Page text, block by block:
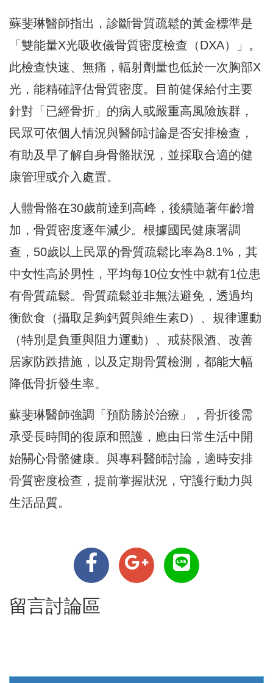
蘇斐琳醫師指出，診斷骨質疏鬆的黃金標準是
「雙能量X光吸收儀骨質密度檢查（DXA）」。
此檢查快速、無痛，輻射劑量也低於一次胸部X
光，能精確評估骨質密度。目前健保給付主要
針對「已經骨折」的病人或嚴重高風險族群，
民眾可依個人情況與醫師討論是否安排檢查，
有助及早了解自身骨骼狀況，並採取合適的健
康管理或介入處置。
人體骨骼在30歲前達到高峰，後續隨著年齡增
加，骨質密度逐年減少。根據國民健康署調
查，50歲以上民眾的骨質疏鬆比率為8.1%，其
中女性高於男性，平均每10位女性中就有1位患
有骨質疏鬆。骨質疏鬆並非無法避免，透過均
衡飲食（攝取足夠鈣質與維生素D）、規律運動
（特別是負重與阻力運動）、戒菸限酒、改善
居家防跌措施，以及定期骨質檢測，都能大幅
降低骨折發生率。
蘇斐琳醫師強調「預防勝於治療」，骨折後需
承受長時間的復原和照護，應由日常生活中開
始關心骨骼健康。與專科醫師討論，適時安排
骨質密度檢查，提前掌握狀況，守護行動力與
生活品質。
留言討論區